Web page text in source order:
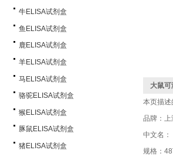
牛ELISA试剂盒
鱼ELISA试剂盒
鹿ELISA试剂盒
羊ELISA试剂盒
马ELISA试剂盒
骆驼ELISA试剂盒
猴ELISA试剂盒
豚鼠ELISA试剂盒
猪ELISA试剂盒
大鼠
本页描述
品牌：上
中文名：
规格：